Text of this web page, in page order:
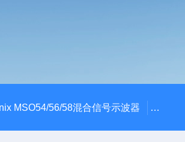
MSO54/56/58混合信号示波器